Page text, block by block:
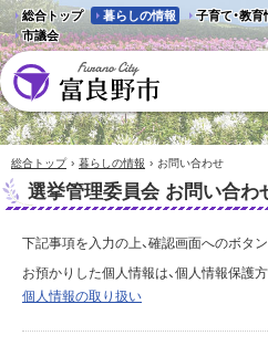
総合トップ 暮らしの情報 子育て・教育
市議会
富良野市 - Frano City
総合トップ › 暮らしの情報 › お問い合わせ
選挙管理委員会 お問い合わ
下記事項を入力の上、確認画面へのボタ
お預かりした個人情報は、個人情報保護
個人情報の取り扱い